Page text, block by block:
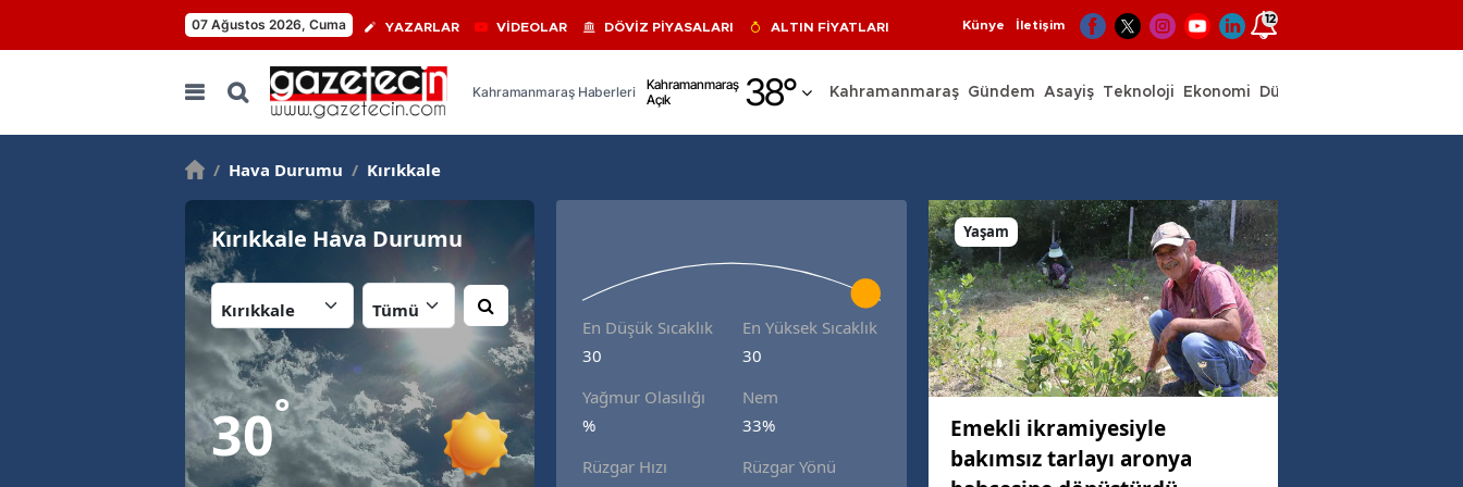
07 Ağustos 2026, Cuma YAZARLAR VİDEOLAR DÖVİZ PİYASALARI ALTIN FİYATLARI Künye İletişim 12
Kahramanmaraş Haberleri
Kahramanmaraş
Açık
38°
Adıyaman
Ağrı
Antalya
Kahramanmaraş Gündem Asayiş Teknoloji Ekonomi Dünya
/ Hava Durumu / Kırıkkale
Kırıkkale Hava Durumu
30°
En Düşük Sıcaklık
30
En Yüksek Sıcaklık
30
Yağmur Olasılığı
%
Nem
33%
Rüzgar Hızı
Rüzgar Yönü
Yaşam
Emekli ikramiyesiyle
bakımsız tarlayı aronya